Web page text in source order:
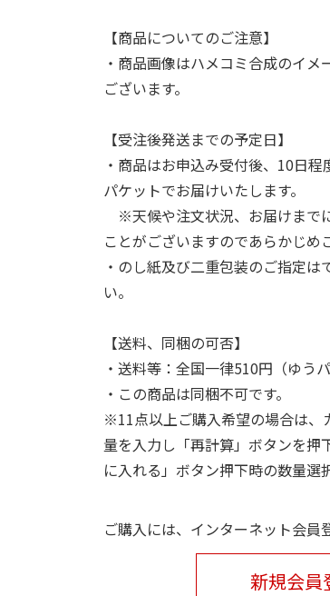
【商品についてのご注意】
・商品画像はハメコミ合成のイ
ございます。
【受注後発送までの予定日】
・商品はお申込み受付後、10日
パケットでお届けいたします。
※天候や注文状況、お届けまで
ことがございますのであらかじめ
・のし紙及び二重包装のご指定
い。
【送料、同梱の可否】
・送料等：全国一律510円（ゆう
・この商品は同梱不可です。
※11点以上ご購入希望の場合は、
量を入力し「再計算」ボタンを押
に入れる」ボタン押下時の数量選
ご購入には、インターネット会員
新規会員